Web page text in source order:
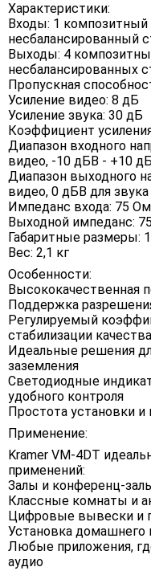
Характеристики:
Входы: 1 композитный
несбалансированный
Выходы: 4
несбалансированных
Пропускная
Усиление видео: 8 дБ
Усиление звука: 30 дБ
Коэффициент
Диапазон входного
видео, -10 дБВ - +10
Диапазон выходного
видео, 0 дБВ для звука
Импеданс входа: 75
Выходной импеданс:
Габаритные размеры:
Вес: 2,1 кг
Особенности:
Высококачественная
Поддержка
Регулируемый
стабилизации
Идеальные решения
заземления
Светодиодные
удобного контроля
Простота установки и
Применение:
Kramer VM-4DT
применений:
Залы и конференц-
Классные комнаты и
Цифровые вывески и
Установка домашнего
Любые приложения,
аудио